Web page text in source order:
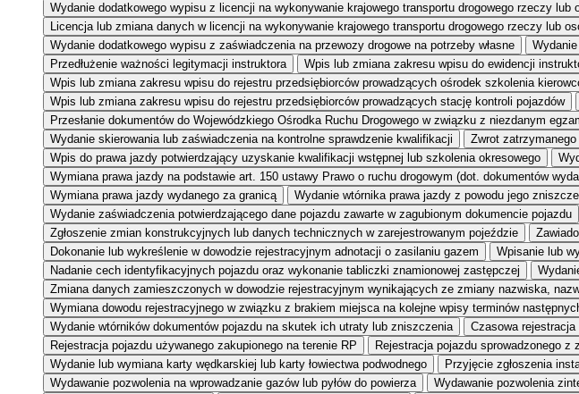
Wydanie dodatkowego wypisu z licencji na wykonywanie krajowego transportu drogowego rzeczy lub
Licencja lub zmiana danych w licencji na wykonywanie krajowego transportu drogowego rzeczy lub
Wydanie dodatkowego wypisu z zaświadczenia na przewozy drogowe na potrzeby własne
Przedłużenie ważności legitymacji instruktora
Wpis lub zmiana zakresu wpisu do ewidencji
Wpis lub zmiana zakresu wpisu do rejestru przedsiębiorców prowadzących ośrodek szkolenia
Wpis lub zmiana zakresu wpisu do rejestru przedsiębiorców prowadzących stację kontroli pojazdów
Przesłanie dokumentów do Wojewódzkiego Ośrodka Ruchu Drogowego w związku z niezdanym
Wydanie skierowania lub zaświadczenia na kontrolne sprawdzenie kwalifikacji
Zwrot
Wpis do prawa jazdy potwierdzający uzyskanie kwalifikacji wstępnej lub szkolenia okresowego
Wymiana prawa jazdy na podstawie art. 150 ustawy Prawo o ruchu drogowym (dot. dokumentów
Wymiana prawa jazdy wydanego za granicą
Wydanie wtórnika prawa jazdy z powodu jego
Wydanie zaświadczenia potwierdzającego dane pojazdu zawarte w zagubionym dokumencie pojazdu
Zgłoszenie zmian konstrukcyjnych lub danych technicznych w zarejestrowanym pojeździe
Dokonanie lub wykreślenie w dowodzie rejestracyjnym adnotacji o zasilaniu gazem
Wpisanie lub
Nadanie cech identyfikacyjnych pojazdu oraz wykonanie tabliczki znamionowej zastępczej
Zmiana danych zamieszczonych w dowodzie rejestracyjnym wynikających ze zmiany nazwiska,
Wymiana dowodu rejestracyjnego w związku z brakiem miejsca na kolejne wpisy terminów
Wydanie wtórników dokumentów pojazdu na skutek ich utraty lub zniszczenia
Czasowa rejestracja
Rejestracja pojazdu używanego zakupionego na terenie RP
Rejestracja pojazdu sprowadzonego z
Wydanie lub wymiana karty wędkarskiej lub karty łowiectwa podwodnego
Przyjęcie zgłoszenia
Wydawanie pozwolenia na wprowadzanie gazów lub pyłów do powierza
Wydawanie pozwolenia